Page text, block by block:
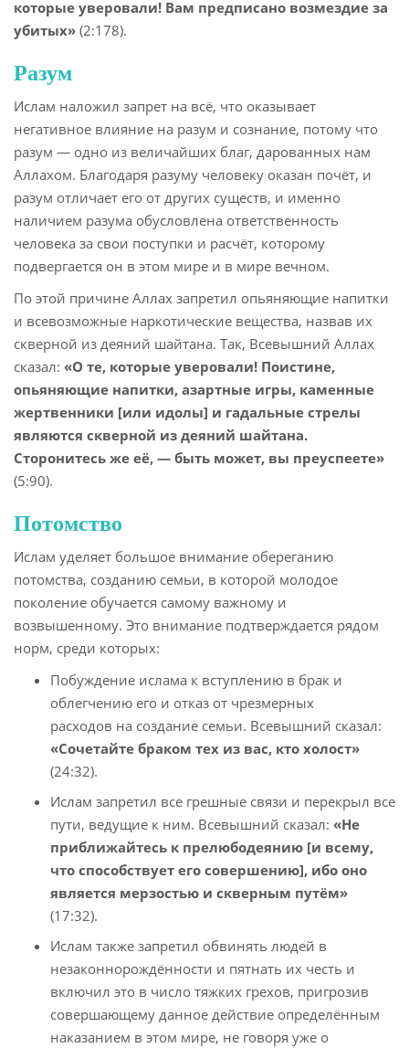
которые уверовали! Вам предписано возмездие за
убитых» (2:178).
Разум
Ислам наложил запрет на всё, что оказывает
негативное влияние на разум и сознание, потому что
разум — одно из величайших благ, дарованных нам
Аллахом. Благодаря разуму человеку оказан почёт, и
разум отличает его от других существ, и именно
наличием разума обусловлена ответственность
человека за свои поступки и расчёт, которому
подвергается он в этом мире и в мире вечном.
По этой причине Аллах запретил опьяняющие напитки
и всевозможные наркотические вещества, назвав их
скверной из деяний шайтана. Так, Всевышний Аллах
сказал: «О те, которые уверовали! Поистине,
опьяняющие напитки, азартные игры, каменные
жертвенники [или идолы] и гадальные стрелы
являются скверной из деяний шайтана.
Сторонитесь же её, — быть может, вы преуспеете»
(5:90).
Потомство
Ислам уделяет большое внимание обереганию
потомства, созданию семьи, в которой молодое
поколение обучается самому важному и
возвышенному. Это внимание подтверждается рядом
норм, среди которых:
Побуждение ислама к вступлению в брак и
облегчению его и отказ от чрезмерных
расходов на создание семьи. Всевышний сказал:
«Сочетайте браком тех из вас, кто холост»
(24:32).
Ислам запретил все грешные связи и перекрыл все
пути, ведущие к ним. Всевышний сказал: «Не
приближайтесь к прелюбодеянию [и всему,
что способствует его совершению], ибо оно
является мерзостью и скверным путём»
(17:32).
Ислам также запретил обвинять людей в
незаконнорождённости и пятнать их честь и
включил это в число тяжких грехов, пригрозив
совершающему данное действие определённым
наказанием в этом мире, не говоря уже о